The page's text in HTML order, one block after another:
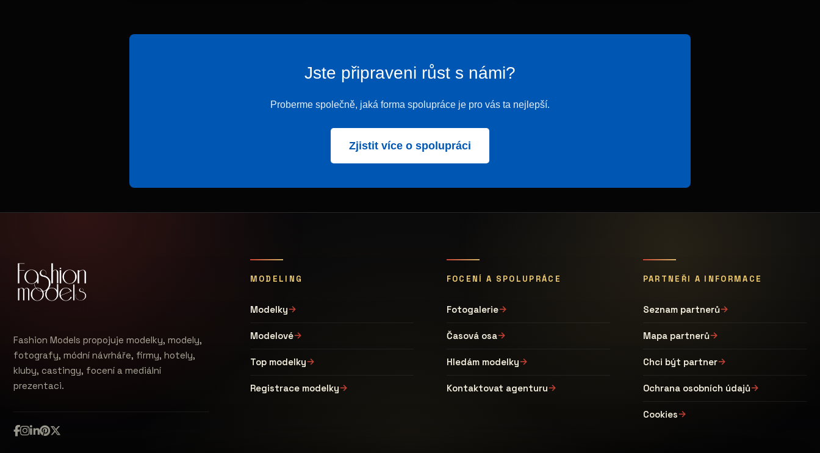
Jste připraveni růst s námi?
Proberme společně, jaká forma spolupráce je pro vás ta nejlepší.
Zjistit více o spolupráci
Fashion Models propojuje modelky, modely,
fotografy, módní návrháře, firmy, hotely,
kluby, castingy, focení a mediální
prezentaci.
MODELING
Modelky
Modelové
Top modelky
Registrace modelky
FOCENÍ A SPOLUPRÁCE
Fotogalerie
Časová osa
Hledám modelky
Kontaktovat agenturu
PARTNEŘI A INFORMACE
Seznam partnerů
Mapa partnerů
Chci být partner
Ochrana osobních údajů
Cookies